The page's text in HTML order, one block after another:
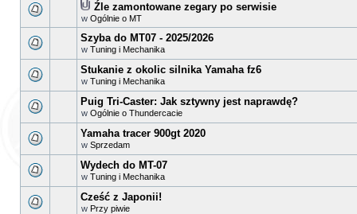
Źle zamontowane zegary po serwisie
w Ogólnie o MT
Szyba do MT07 - 2025/2026
w Tuning i Mechanika
Stukanie z okolic silnika Yamaha fz6
w Tuning i Mechanika
Puig Tri-Caster: Jak sztywny jest naprawdę?
w Ogólnie o Thundercacie
Yamaha tracer 900gt 2020
w Sprzedam
Wydech do MT-07
w Tuning i Mechanika
Cześć z Japonii!
w Przy piwie